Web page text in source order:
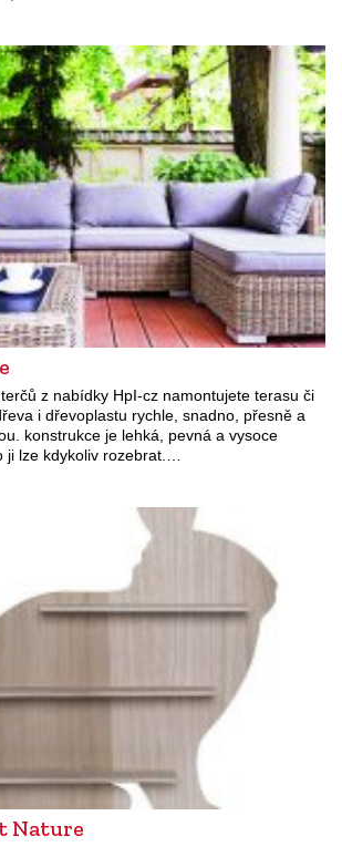
z nabídky HpI-cz namontujete terasu či
i dřevoplastu rychle, snadno, přesně a
konstrukce je lehká, pevná a vysoce
ji lze kdykoliv rozebrat.…
Nature